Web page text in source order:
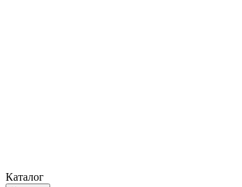
Каталог